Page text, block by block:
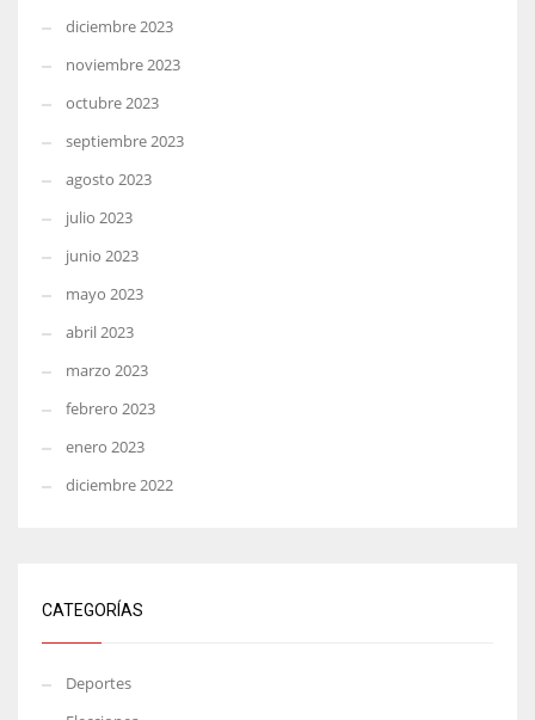
diciembre 2023
noviembre 2023
octubre 2023
septiembre 2023
agosto 2023
julio 2023
junio 2023
mayo 2023
abril 2023
marzo 2023
febrero 2023
enero 2023
diciembre 2022
CATEGORÍAS
Deportes